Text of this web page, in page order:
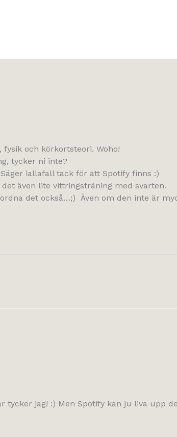
och körkortsteori. Woho!
tycker ni inte?
iallafall tack för att Spotify finns :)
även lite vittringsträning med svarten.
det också…;) Även om den inte är
jag! :) Men Spotify kan ju liva upp